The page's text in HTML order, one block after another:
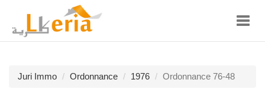
Juri Immo Ordonnance 1976 Ordonnance 76-48